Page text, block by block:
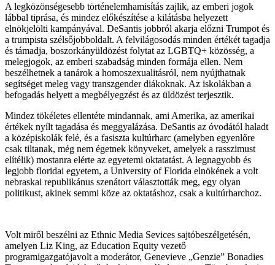
A legközönségesebb történelemhamisítás zajlik, az emberi jogok
lábbal tiprása, és mindez előkészítése a kilátásba helyezett
elnökjelölti kampányával. DeSantis jobbról akarja előzni Trumpot és
a trumpista szélsőjobboldalt. A felvilágosodás minden értékét tagadja
és támadja, boszorkányüldözést folytat az LGBTQ+ közösség, a
melegjogok, az emberi szabadság minden formája ellen. Nem
beszélhetnek a tanárok a homoszexualitásról, nem nyújthatnak
segítséget meleg vagy transzgender diákoknak. Az iskolákban a
befogadás helyett a megbélyegzést és az üldözést terjesztik.
Mindez tökéletes ellentéte mindannak, ami Amerika, az amerikai
értékek nyílt tagadása és meggyalázása. DeSantis az óvodától haladt
a középiskolák felé, és a fasiszta kultúrharc (amelyben egyenlőre
csak tiltanak, még nem égetnek könyveket, amelyek a rasszimust
elítélik) mostanra elérte az egyetemi oktatatást. A legnagyobb és
legjobb floridai egyetem, a University of Florida elnökének a volt
nebraskai republikánus szenátort választották meg, egy olyan
politikust, akinek semmi köze az oktatáshoz, csak a kultúrharchoz.
Volt miről beszélni az Ethnic Media Sevices sajtóbeszélgetésén,
amelyen Liz King, az Education Equity vezető
programigazgatójavolt a moderátor, Genevieve „Genzie” Bonadies